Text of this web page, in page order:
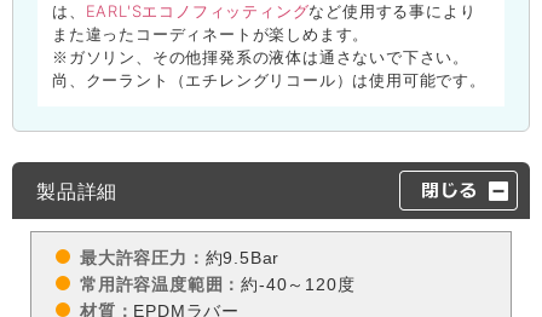
は、 EARL'Sエコノフィッティングなど使用する事により
また違ったコーディネートが楽しめます。
※ガソリン、その他揮発系の液体は通さないで下さい。
尚、クーラント（エチレングリコール）は使用可能です。
製品詳細
最大許容圧力： 約9.5Bar
常用許容温度範囲：約-40～120度
材質： EPDMラバー